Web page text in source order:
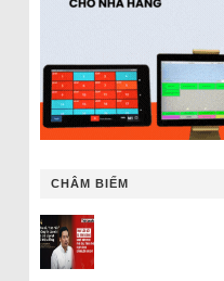
CHÂM BIẾM